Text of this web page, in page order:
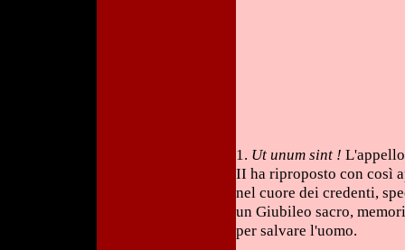
1. Ut unum sint !
II ha riproposto con così
nel cuore dei credenti,
un Giubileo sacro,
per salvare l'uomo.